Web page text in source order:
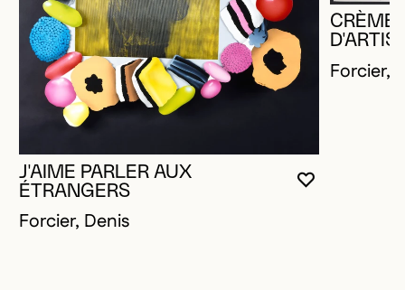
VOUS
FERMER
OUVRIR LA
J'AIME PARLER AUX
ÉTRANGERS
Forcier, Denis
CRÈME
Forcier,